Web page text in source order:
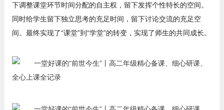
下调整课堂环节时间分配的自主权，留下发挥个性特长的空间。
同时给学生留下独立思考的充足时间，留下讨论交流的充足空
间。最终实现了“课堂”到“学堂”的转变，实现了师生的共同成长。